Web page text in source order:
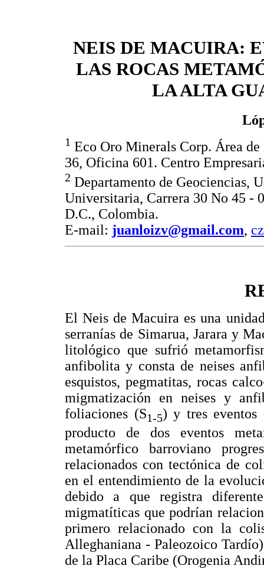
NEIS DE MACUIRA:
LAS ROCAS
LA ALTA
1 Eco Oro Minerals Corp. Área
36, Oficina 601. Centro
2 Departamento de Geociencias,
Universitaria, Carrera 30 No 45 -
D.C., Colombia.
E-mail: juanloizv@gmail.com,
El Neis de Macuira es una
serranías de Simarua, Jarara y
litológico que sufrió
anfibolita y consta de neises
esquistos, pegmatitas, rocas
migmatización en neises y
foliaciones (S1-5) y tres eventos
producto de dos eventos
metamórfico barroviano
relacionados con tectónica de
en el entendimiento de la
debido a que registra
migmatíticas que podrían
primero relacionado con la
Alleghaniana - Paleozoico
de la Placa Caribe (Orogenia